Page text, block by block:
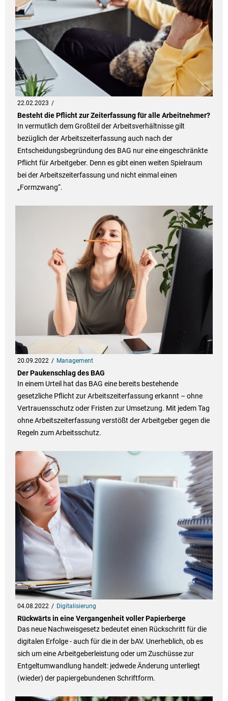
22.02.2023
Besteht die Pflicht zur Zeiterfassung für alle Arbeitnehmer?
In vermutlich dem Großteil der Arbeitsverhältnisse gilt
bezüglich der Arbeitszeiterfassung auch nach der
Entscheidungsbegründung des BAG nur eine eingeschränkte
Pflicht für Arbeitgeber. Denn es gibt einen weiten Spielraum
bei der Arbeitszeiterfassung und nicht einmal einen
„Formzwang“.
20.09.2022 Management
Der Paukenschlag des BAG
In einem Urteil hat das BAG eine bereits bestehende
gesetzliche Pflicht zur Arbeitszeiterfassung erkannt – ohne
Vertrauensschutz oder Fristen zur Umsetzung. Mit jedem Tag
ohne Arbeitszeiterfassung verstößt der Arbeitgeber gegen die
Regeln zum Arbeitsschutz.
04.08.2022 Digitalisierung
Rückwärts in eine Vergangenheit voller Papierberge
Das neue Nachweisgesetz bedeutet einen Rückschritt für die
digitalen Erfolge - auch für die in der bAV. Unerheblich, ob es
sich um eine Arbeitgeberleistung oder um Zuschüsse zur
Entgeltumwandlung handelt: jedwede Änderung unterliegt
(wieder) der papiergebundenen Schriftform.